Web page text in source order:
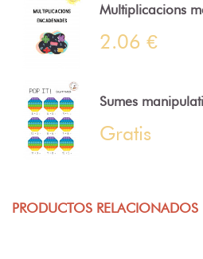
Multiplicacions
2.06 €
Sumes
Gratis
PRODUCTOS RELACIONADOS